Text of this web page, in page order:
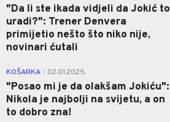
"Da li ste ikada vidjeli da Jokić to
uradi?": Trener Denvera
primijetio nešto što niko nije,
novinari ćutali
KOŠARKA 02.01.2025.
"Posao mi je da olakšam Jokiću":
Nikola je najbolji na svijetu, a on
to dobro zna!